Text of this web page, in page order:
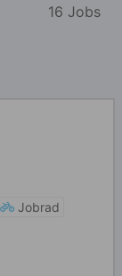
16 Jobs
Jobrad